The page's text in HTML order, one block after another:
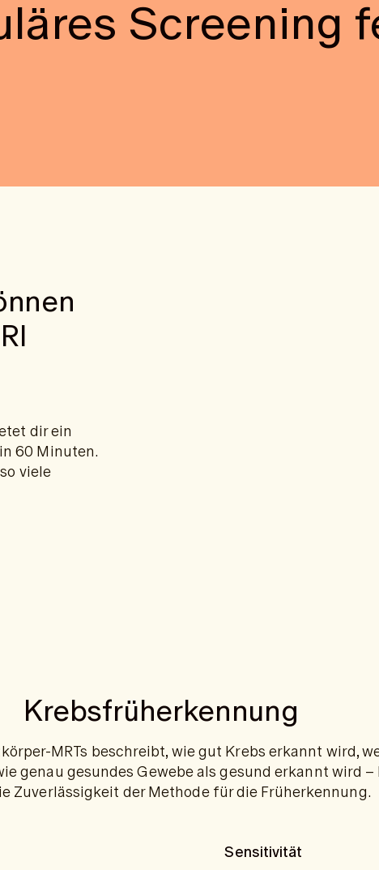
Screening
dir ein
60 Minuten.
viele
Krebsfrüherkennung
MRTs beschreibt, wie gut Krebs erkannt wird,
genau gesundes Gewebe als gesund erkannt wird
Zuverlässigkeit der Methode für die Früherkennung.
Sensitivität